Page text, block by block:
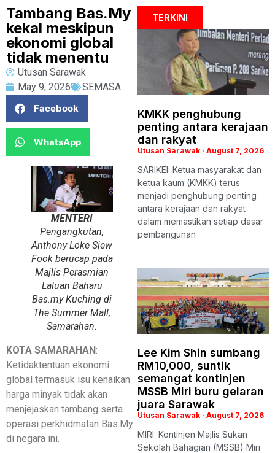
Tambang Bas.My
kekal meskipun
ekonomi global
tidak menentu
Utusan Sarawak
May 9, 2026
SEMASA
Facebook
WhatsApp
MENTERI
Pengangkutan,
Anthony Loke Siew
Fook berucap pada
Majlis Perasmian
Laluan Baharu
Bas.my Kuching di
The Summer Mall,
Samarahan.
KOTA SAMARAHAN:
Ketidaktentuan ekonomi
global termasuk isu kenaikan
harga minyak tidak akan
menjejaskan tambang serta
operasi perkhidmatan Bas.My
di negara ini.
TERKINI
KMKK penghubung
penting antara kerajaan
dan rakyat
Utusan Sarawak August 7, 2026
SARIKEI: Ketua masyarakat dan
ketua kaum (KMKK) terus
menjadi penghubung penting
antara kerajaan dan rakyat
dalam memastikan setiap dasar
pembangunan
Lee Kim Shin sumbang
RM10,000, suntik
semangat kontinjen
MSSB Miri buru gelaran
juara Sarawak
Utusan Sarawak August 7, 2026
MIRI: Kontinjen Majlis Sukan
Sekolah Bahagian (MSSB) Miri